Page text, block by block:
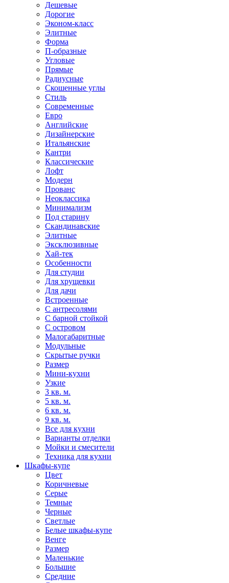
Дешевые
Дорогие
Эконом-класс
Элитные
Форма
П-образные
Угловые
Прямые
Радиусные
Скошенные углы
Стиль
Современные
Евро
Английские
Дизайнерские
Итальянские
Кантри
Классические
Лофт
Модерн
Прованс
Неоклассика
Минимализм
Под старину
Скандинавские
Элитные
Эксклюзивные
Хай-тек
Особенности
Для студии
Для хрущевки
Для дачи
Встроенные
С антресолями
С барной стойкой
С островом
Малогабаритные
Модульные
Скрытые ручки
Размер
Мини-кухни
Узкие
3 кв. м.
5 кв. м.
6 кв. м.
9 кв. м.
Все для кухни
Варианты отделки
Мойки и смесители
Техника для кухни
Шкафы-купе
Цвет
Коричневые
Серые
Темные
Черные
Светлые
Белые шкафы-купе
Венге
Размер
Маленькие
Большие
Средние